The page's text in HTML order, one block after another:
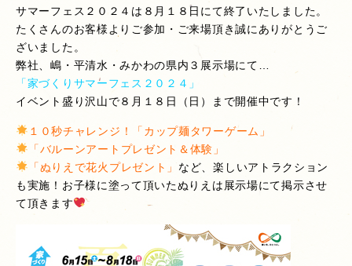
サマーフェス２０２４は８月１８日にて終了いたしました。
たくさんのお客様よりご参加・ご来場頂き誠にありがとうご
ざいました。
弊社、嶋・平清水・みかわの県内３ 展示場にて…
「家づくりサマーフェス２０２４」
イベント盛り沢山で８月１８日（日）まで開催中です！
１０秒チャレンジ！「カップ麺タワーゲーム」
「バルーンアートプレゼント＆体験」
「ぬりえで花火プレゼント」 など、楽しいアトラクション
も実施！お子様に塗って頂いたぬりえは展示場にて掲示させ
て頂きます